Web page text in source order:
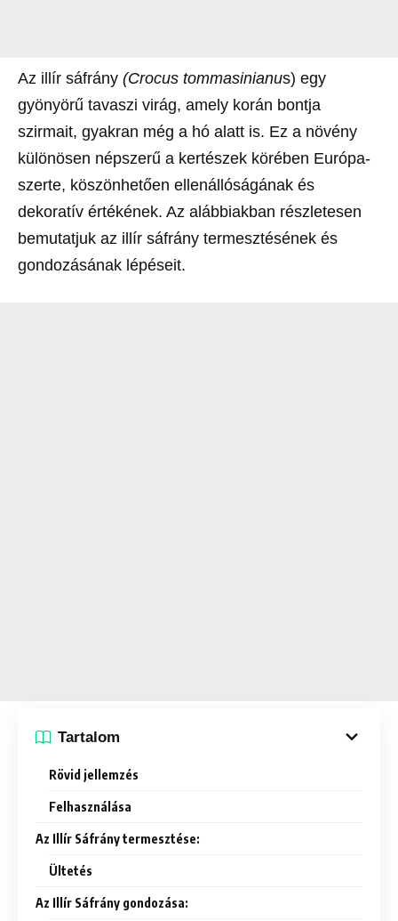
Az illír sáfrány (Crocus tommasinianus) egy
gyönyörű tavaszi virág, amely korán bontja
szirmait, gyakran még a hó alatt is. Ez a növény
különösen népszerű a kertészek körében Európa-
szerte, köszönhetően ellenállóságának és
dekoratív értékének. Az alábbiakban részletesen
bemutatjuk az illír sáfrány termesztésének és
gondozásának lépéseit.
Tartalom
Rövid jellemzés
Felhasználása
Az Illír Sáfrány termesztése:
Ültetés
Az Illír Sáfrány gondozása: